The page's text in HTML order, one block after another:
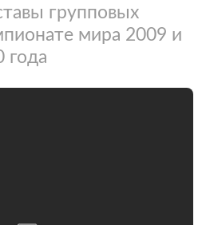
групповых
мира 2009 и
года